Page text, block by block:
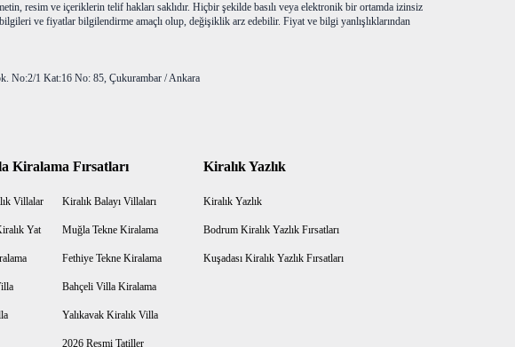
resim ve içeriklerin telif hakları saklıdır. Hiçbir şekilde basılı veya elektronik bir ortamda izinsiz
ve fiyatlar bilgilendirme amaçlı olup, değişiklik arz edebilir. Fiyat ve bilgi yanlışlıklarından
No:2/1 Kat:16 No: 85, Çukurambar / Ankara
Kiralama Fırsatları
Villalar Kiralık Balayı Villaları
Yat Muğla Tekne Kiralama
Fethiye Tekne Kiralama
Bahçeli Villa Kiralama
Yalıkavak Kiralık Villa
2026 Resmi Tatiller
Kiralık Yazlık
Kiralık Yazlık
Bodrum Kiralık Yazlık Fırsatları
Kuşadası Kiralık Yazlık Fırsatları